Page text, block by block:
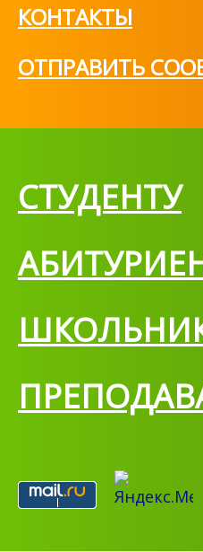
КОНТАКТЫ
ОТПРАВИТЬ
СТУДЕНТУ